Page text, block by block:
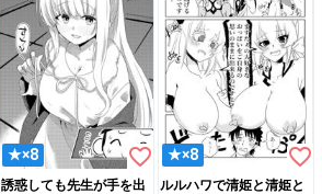
★×8 favorite_border
誘惑しても先生が手を出
★×8 favorite_border
ルルハワで清姫と清姫と